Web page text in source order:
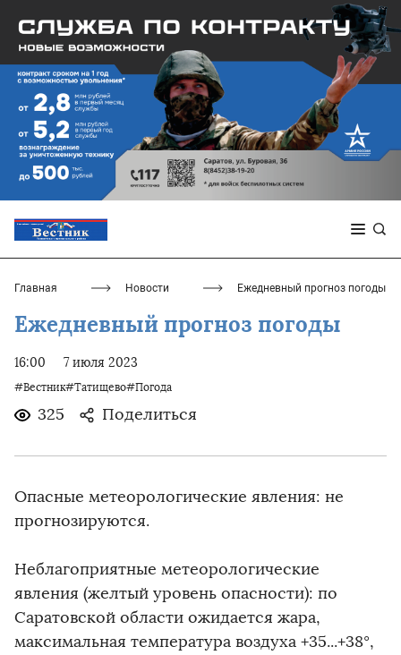
Главная Новости Ежедневный прогноз погоды
Ежедневный прогноз погоды
16:00 7 июля 2023
#Вестник#Татищево#Погода
325 Поделиться
Опасные метеорологические явления: не
прогнозируются.
Неблагоприятные метеорологические
явления (желтый уровень опасности): по
Саратовской области ожидается жара,
максимальная температура воздуха +35...+38°,